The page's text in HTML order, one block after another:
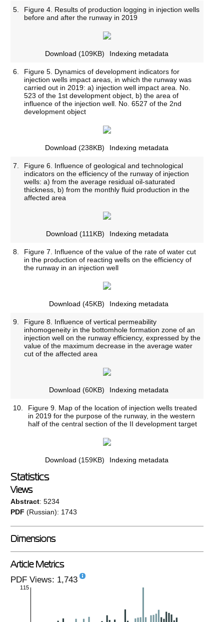
5.
Figure 4. Results of production logging in injection wells
before and after the runway in 2019
Download (109KB) Indexing metadata
6.
Figure 5. Dynamics of development indicators for
injection wells impact areas, in which the runway was
carried out in 2019: a) injection well impact area. No.
523 of the 1st development object, b) the area of
influence of the injection well. No. 6527 of the 2nd
development object
Download (238KB) Indexing metadata
7.
Figure 6. Influence of geological and technological
indicators on the efficiency of the runway of injection
wells: a) from the average residual oil-saturated
thickness, b) from the monthly fluid production in the
affected area
Download (111KB) Indexing metadata
8.
Figure 7. Influence of the value of the rate of water cut
in the production of reacting wells on the efficiency of
the runway in an injection well
Download (45KB) Indexing metadata
9.
Figure 8. Influence of vertical permeability
inhomogeneity in the bottomhole formation zone of an
injection well on the runway efficiency, expressed by the
value of the maximum decrease in the average water
cut of the affected area
Download (60KB) Indexing metadata
10.
Figure 9. Map of the location of injection wells treated
in 2019 for the purpose of the runway, in the western
half of the central section of the II development target
Download (159KB) Indexing metadata
Statistics
Views
Abstract: 5234
PDF (Russian): 1743
Dimensions
Article Metrics
PDF Views: 1,743
115